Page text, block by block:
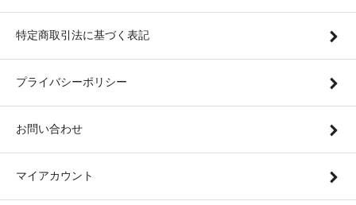
特定商取引法に基づく表記
プライバシーポリシー
お問い合わせ
マイアカウント